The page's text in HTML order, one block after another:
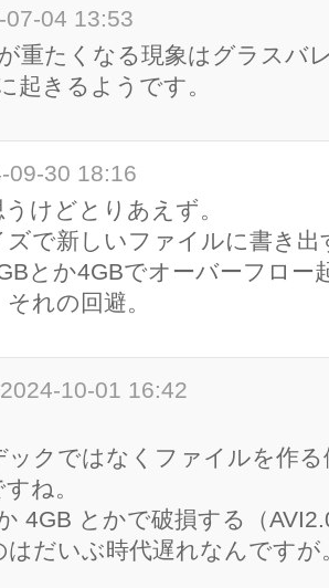
07-04 13:53
重たくなる現象はグラスバ
起きるようです。
09-30 18:16
けどとりあえず。
ズで新しいファイルに書き
とか4GBでオーバーフロー
れの回避。
2024-10-01 16:42
ックではなくファイルを作
ね。
4GB とかで破損する（
はだいぶ時代遅れなんですが